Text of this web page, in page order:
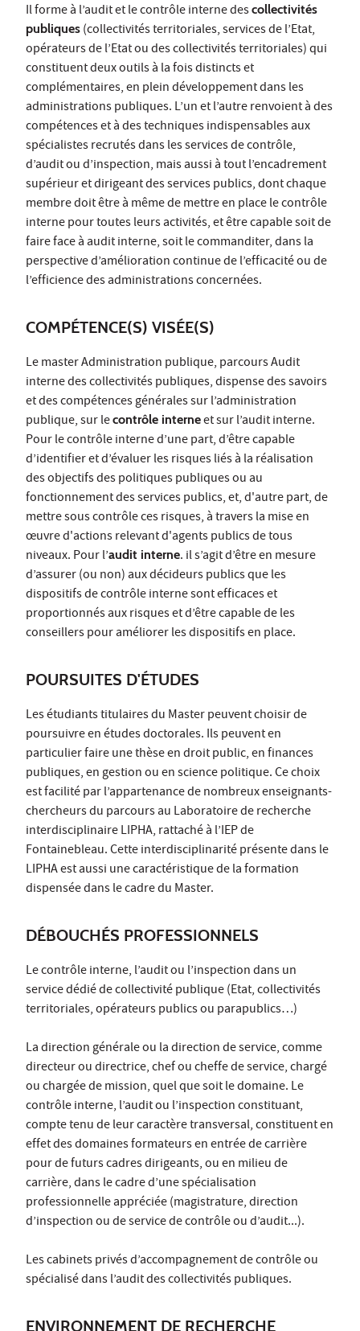
Il forme à l’audit et le contrôle interne descollectivités
publiques (collectivités territoriales, services de l’Etat,
opérateurs de l’Etat ou des collectivités territoriales) qui
constituent deux outils à la fois distincts et
complémentaires, en plein développement dans les
administrations publiques. L’un et l’autre renvoient à des
compétences et à des techniques indispensables aux
spécialistes recrutés dans les services de contrôle,
d’audit ou d’inspection, mais aussi à tout l’encadrement
supérieur et dirigeant des services publics, dont chaque
membre doit être à même de mettre en place le contrôle
interne pour toutes leurs activités, et être capable soit de
faire face à audit interne, soit le commanditer, dans la
perspective d’amélioration continue de l’efficacité ou de
l’efficience des administrations concernées.
COMPÉTENCE(S) VISÉE(S)
Le master Administration publique, parcours Audit
interne des collectivités publiques, dispense des savoirs
et des compétences générales sur l’administration
publique, sur lecontrôle interneet sur l’audit interne.
Pour le contrôle interne d’une part, d’être capable
d’identifier et d’évaluer les risques liés à la réalisation
des objectifs des politiques publiques ou au
fonctionnement des services publics, et, d'autre part, de
mettre sous contrôle ces risques, à travers la mise en
œuvre d'actions relevant d'agents publics de tous
niveaux. Pour l’audit interne. il s’agit d’être en mesure
d’assurer (ou non) aux décideurs publics que les
dispositifs de contrôle interne sont efficaces et
proportionnés aux risques et d’être capable de les
conseillers pour améliorer les dispositifs en place.
POURSUITES D'ÉTUDES
Les étudiants titulaires du Master peuvent choisir de
poursuivre en études doctorales. Ils peuvent en
particulier faire une thèse en droit public, en finances
publiques, en gestion ou en science politique. Ce choix
est facilité par l’appartenance de nombreux enseignants-
chercheurs du parcours au Laboratoire de recherche
interdisciplinaire LIPHA, rattaché à l’IEP de
Fontainebleau. Cette interdisciplinarité présente dans le
LIPHA est aussi une caractéristique de la formation
dispensée dans le cadre du Master.
DÉBOUCHÉS PROFESSIONNELS
Le contrôle interne, l’audit ou l’inspection dans un
service dédié de collectivité publique (Etat, collectivités
territoriales, opérateurs publics ou parapublics…)
La direction générale ou la direction de service, comme
directeur ou directrice, chef ou cheffe de service, chargé
ou chargée de mission, quel que soit le domaine. Le
contrôle interne, l’audit ou l’inspection constituant,
compte tenu de leur caractère transversal, constituent en
effet des domaines formateurs en entrée de carrière
pour de futurs cadres dirigeants, ou en milieu de
carrière, dans le cadre d’une spécialisation
professionnelle appréciée (magistrature, direction
d’inspection ou de service de contrôle ou d’audit...).
Les cabinets privés d’accompagnement de contrôle ou
spécialisé dans l’audit des collectivités publiques.
ENVIRONNEMENT DE RECHERCHE